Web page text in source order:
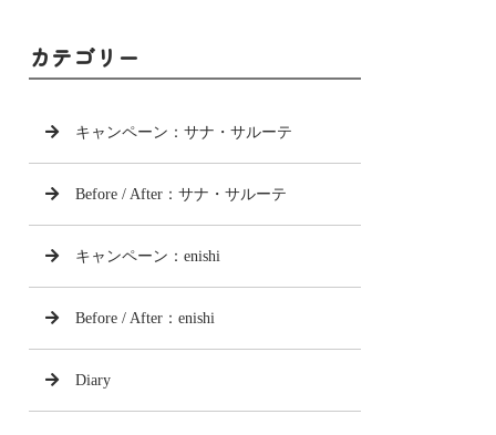
カテゴリー
キャンペーン：サナ・サルーテ
Before / After：サナ・サルーテ
キャンペーン：enishi
Before / After：enishi
Diary